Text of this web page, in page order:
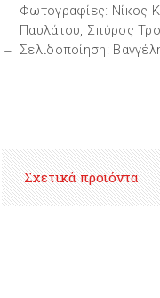
Φωτογραφίες: Νίκος
Παυλάτου, Σπύρος
Σελιδοποίηση:
Σχετικά προϊόντα